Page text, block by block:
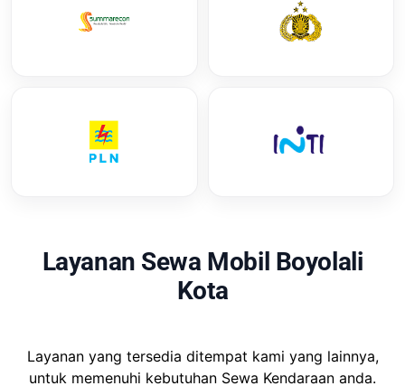
Layanan Sewa Mobil Boyolali
Kota
Layanan yang tersedia ditempat kami yang lainnya,
untuk memenuhi kebutuhan Sewa Kendaraan anda.